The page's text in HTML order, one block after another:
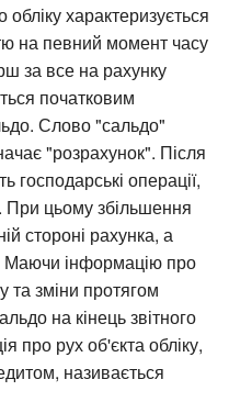
обліку характеризується
на певний момент часу
за все на рахунку
початковим
Слово "сальдо"
"розрахунок". Після
господарські операції,
При цьому збільшення
стороні рахунка, а
інформацію про
та зміни протягом
на кінець звітного
про рух об'єкта обліку,
називається